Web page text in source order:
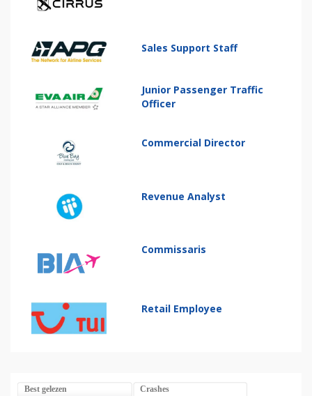
Sales Support Staff
Junior Passenger Traffic
Officer
Commercial Director
Revenue Analyst
Commissaris
Retail Employee
Best gelezen Crashes